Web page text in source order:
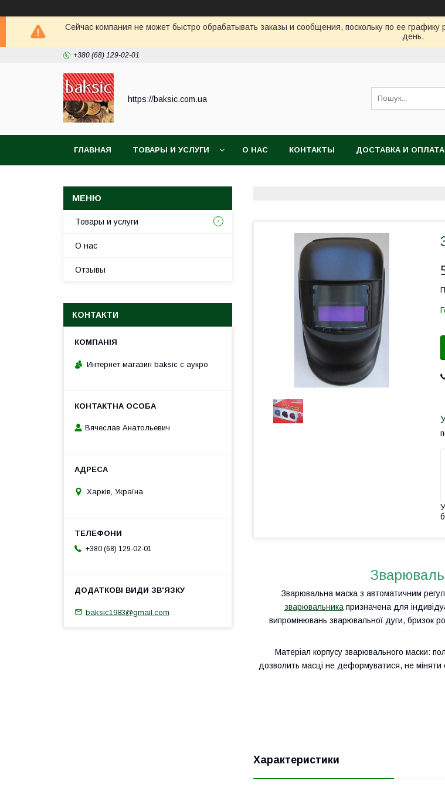
Сейчас компания не может быстро обрабатывать заказы и сообщения, поскольку по ее
день.
+380 (68) 129-02-01
https://baksic.com.ua
ГЛАВНАЯ ТОВАРЫ И УСЛУГИ О НАС КОНТАКТЫ ДОСТАВКА И ОПЛАТА
Зварювальна маска з автоматичним
зварювальникапризначена для
випромінювань зварювальної дуги, бризок
Матеріал корпусу зварювального маски:
дозволить масці не деформуватися, не міняти
Характеристики
Товары и услуги
О нас
Отзывы
КОНТАКТИ
Интернет магазин baksic с аукро
Вячеслав Анатольевич
Харків, Україна
+380 (68) 129-02-01
baksic1983@gmail.com